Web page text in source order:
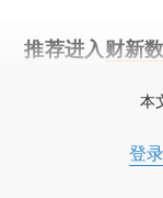
推荐进入 财新
本
登录